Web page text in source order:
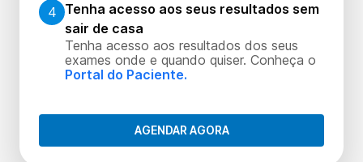
4 Tenha acesso aos seus resultados sem
sair de casa
Tenha acesso aos resultados dos seus
exames onde e quando quiser. Conheça o
Portal do Paciente.
AGENDAR AGORA